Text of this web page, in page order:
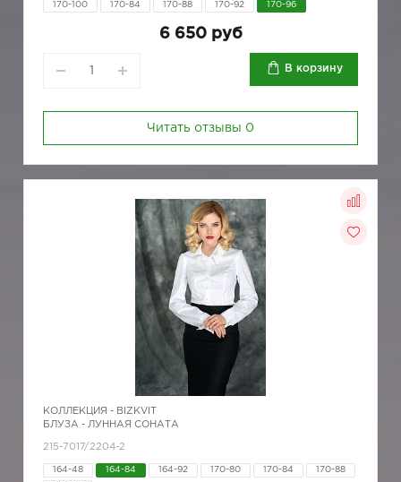
170-100 170-84 170-88 170-92 170-96
6 650 руб
В корзину
Читать отзывы 0
КОЛЛЕКЦИЯ - BIZKVIT
БЛУЗА - ЛУННАЯ СОНАТА
215-7017/2204-2
164-48 164-84 164-92 170-80 170-84 170-88